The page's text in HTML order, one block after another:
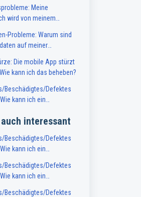
Meine
wird von meinem
Probleme: Warum sind
auf meiner
Die mobile App stürzt
kann ich das beheben?
Beschädigtes/Defektes
kann ich ein
erhalten?interessant
Beschädigtes/Defektes
kann ich ein
erhalten?
Beschädigtes/Defektes
kann ich ein
Beschädigtes/Defektes